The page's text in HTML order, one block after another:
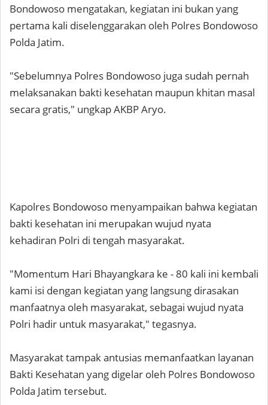
Bondowoso mengatakan, kegiatan ini bukan yang
pertama kali diselenggarakan oleh Polres Bondowoso
Polda Jatim.
"Sebelumnya Polres Bondowoso juga sudah pernah
melaksanakan bakti kesehatan maupun khitan masal
secara gratis," ungkap AKBP Aryo.
Kapolres Bondowoso menyampaikan bahwa kegiatan
bakti kesehatan ini merupakan wujud nyata
kehadiran Polri di tengah masyarakat.
"Momentum Hari Bhayangkara ke - 80 kali ini kembali
kami isi dengan kegiatan yang langsung dirasakan
manfaatnya oleh masyarakat, sebagai wujud nyata
Polri hadir untuk masyarakat," tegasnya.
Masyarakat tampak antusias memanfaatkan layanan
Bakti Kesehatan yang digelar oleh Polres Bondowoso
Polda Jatim tersebut.